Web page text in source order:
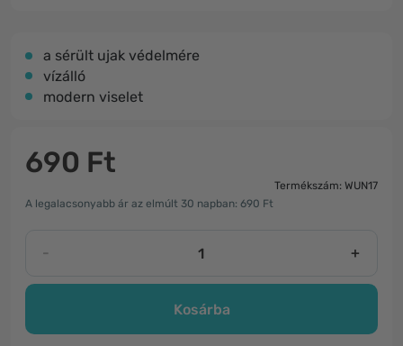
a sérült ujak védelmére
vízálló
modern viselet
690 Ft
Termékszám: WUN17
A legalacsonyabb ár az elmúlt 30 napban: 690 Ft
- +
Kosárba